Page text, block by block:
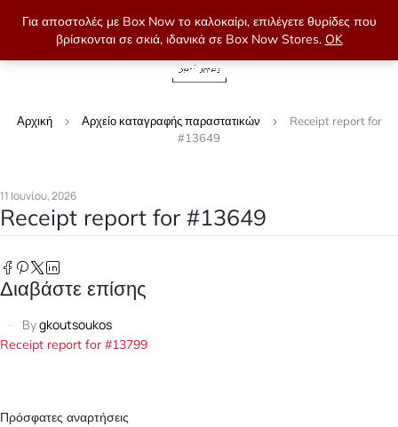
Για αποστολές με Box Now το καλοκαίρι, επιλέγετε θυρίδες που
βρίσκονται σε σκιά, ιδανικά σε Box Now Stores. OK
Αρχική Αρχείο καταγραφής παραστατικών
Receipt report for
#13649
11 Ιουνίου, 2026
Receipt report for #13649
Διαβάστε επίσης
Bygkoutsoukos
Receipt report for #13799
Πρόσφατες αναρτήσεις